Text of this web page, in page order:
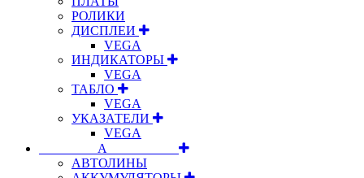
РОЛИКИ
ДИСПЛЕИ
VEGA
ИНДИКАТОРЫ
VEGA
ТАБЛО
VEGA
УКАЗАТЕЛИ
VEGA
⠀⠀⠀⠀⠀⠀А⠀⠀⠀⠀⠀⠀⠀
АВТОЛИНЫ